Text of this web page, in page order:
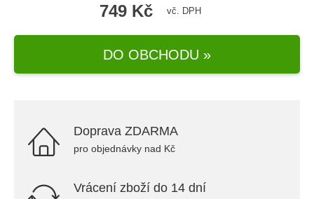
749 Kč vč. DPH
DO OBCHODU »
Doprava ZDARMA
pro objednávky nad Kč
Vrácení zboží do 14 dní